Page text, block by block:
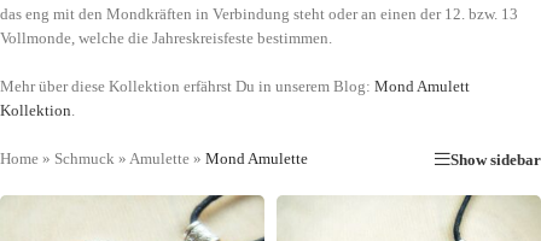
das eng mit den Mondkräften in Verbindung steht oder an einen der 12. bzw. 13
Vollmonde, welche die Jahreskreisfeste bestimmen.
Mehr über diese Kollektion erfährst Du in unserem Blog: Mond Amulett
Kollektion.
Home » Schmuck » Amulette » Mond Amulette Show sidebar